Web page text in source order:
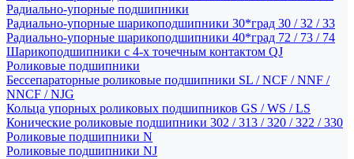
Радиально-упорные подшипники
Радиально-упорные шарикоподшипники 30*град 30 / 32 / 33
Радиально-упорные шарикоподшипники 40*град 72 / 73 / 74
Шарикоподшипники с 4-х точечным контактом QJ
Роликовые подшипники
Бессепараторные роликовые подшипники SL / NCF / NNF /
NNCF / NJG
Кольца упорных роликовых подшипников GS / WS / LS
Конические роликовые подшипники 302 / 313 / 320 / 322 / 330
Роликовые подшипники N
Роликовые подшипники NJ